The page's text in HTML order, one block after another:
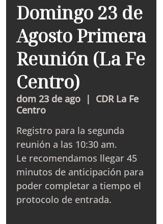
Domingo 23 de
Agosto Primera
Reunión (La Fe
Centro)
dom 23 de ago
  |
CDR La Fe
Centro
Registro para la segunda
reunión a las 10:30 am.
Le recomendamos llegar 45
minutos de anticipación para
poder completar a tiempo el
protocolo de entrada.